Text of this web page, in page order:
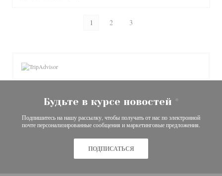
1 2 3
Будьте в курсе новостей *
Подпишитесь на нашу рассылку, чтобы получать от нас по электронной
почте персонализированные сообщения и маркетинговые предложения.
ПОДПИСАТЬСЯ